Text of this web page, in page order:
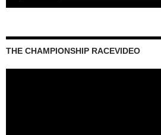
THE CHAMPIONSHIP RACEVIDEO